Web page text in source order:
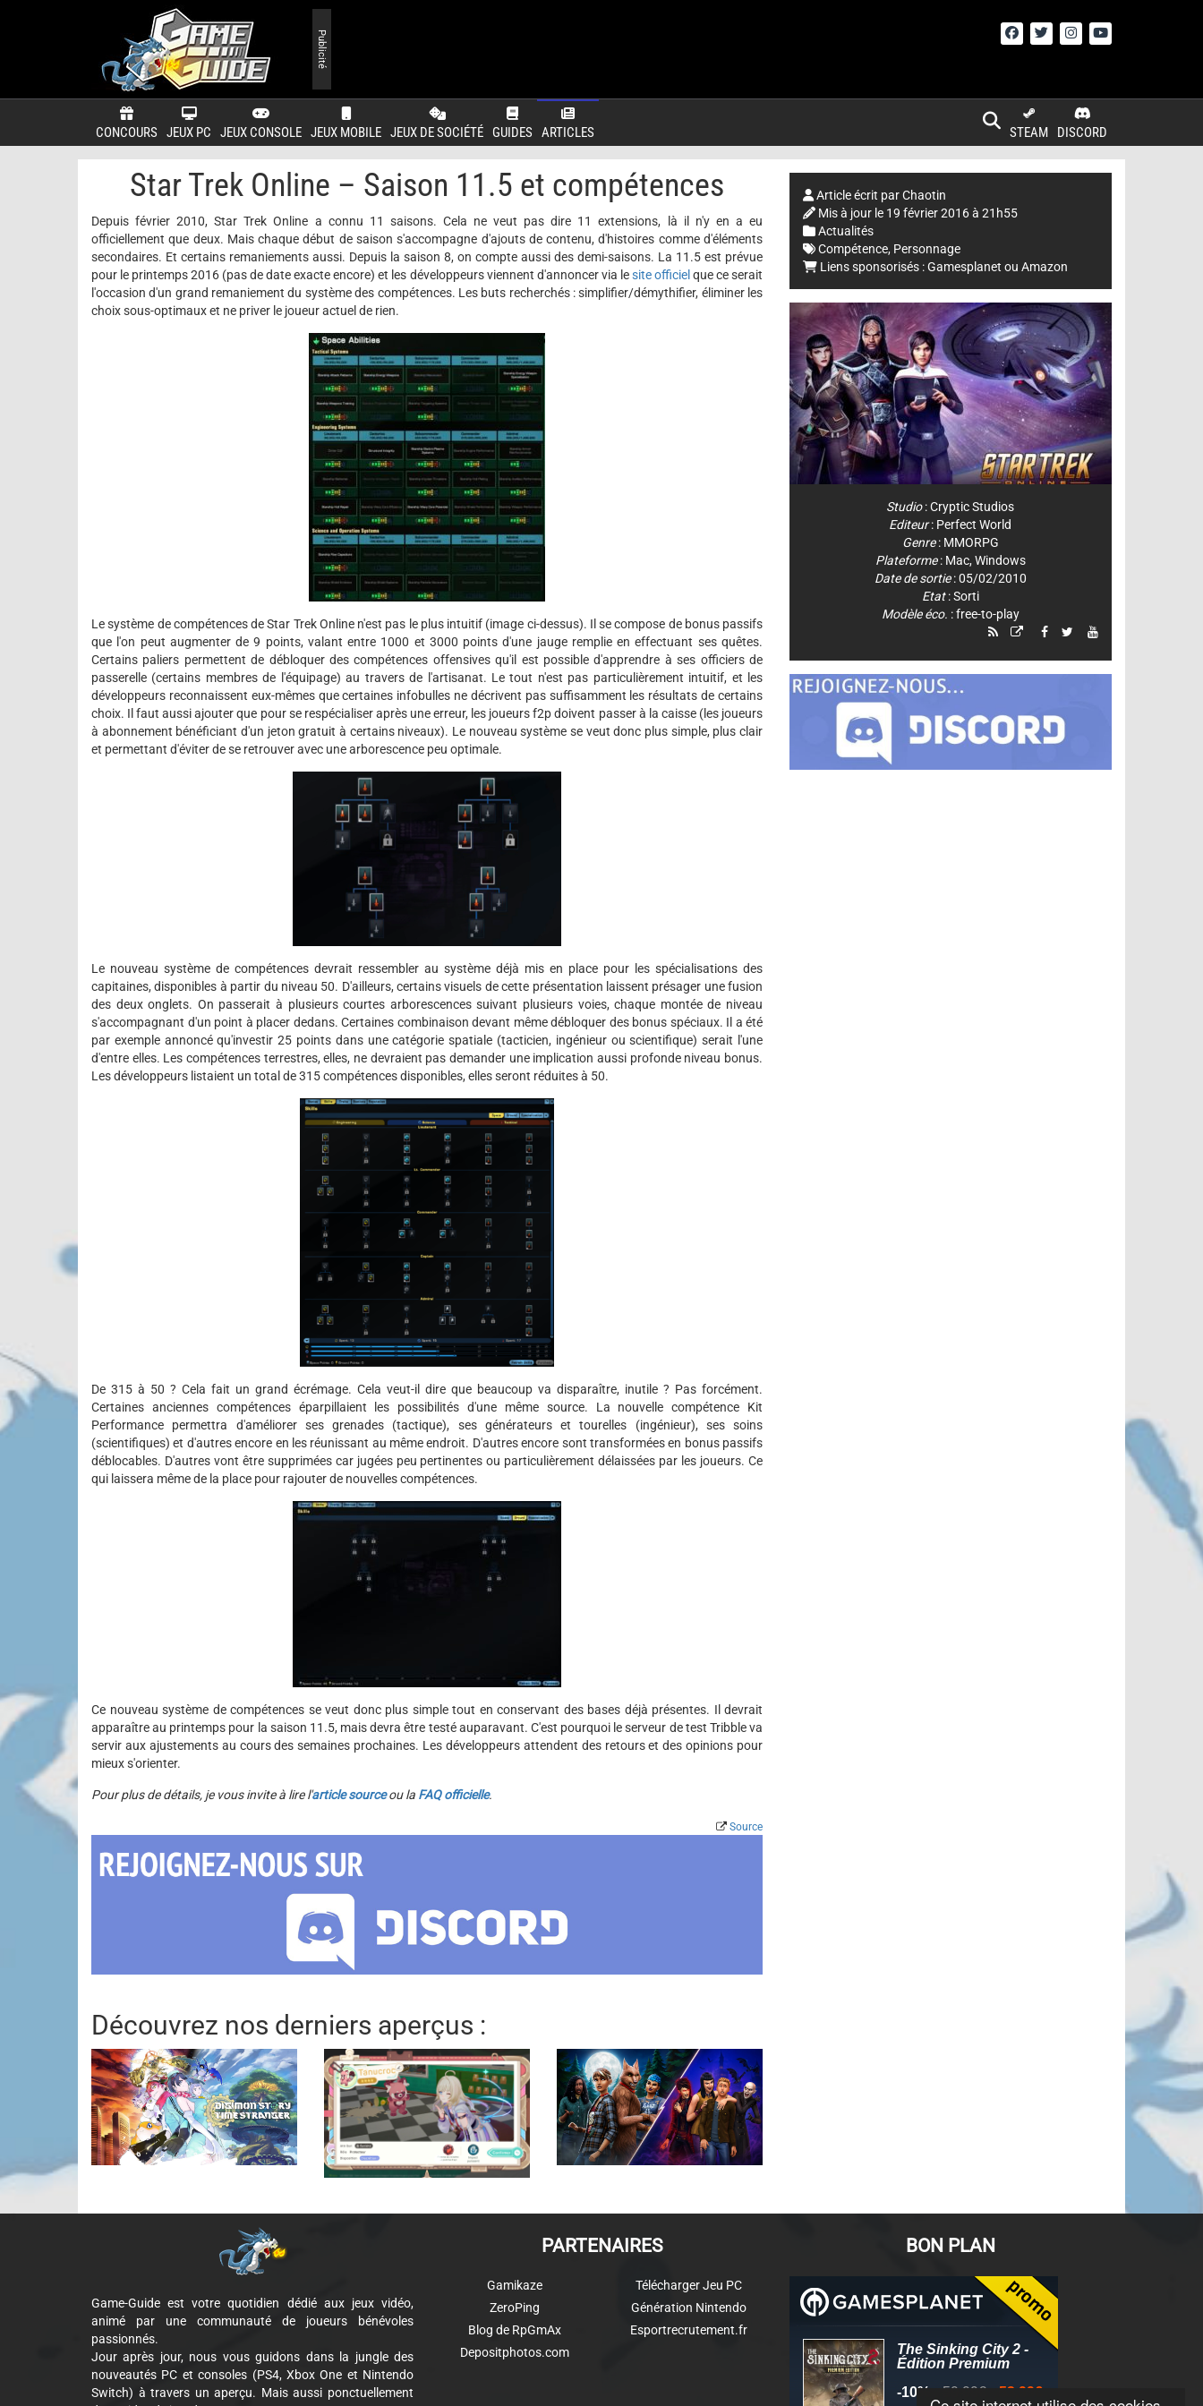
CONCOURS JEUX PC JEUX CONSOLE JEUX MOBILE JEUX DE SOCIÉTÉ GUIDES ARTICLES DISCORD
STEAM
Publicité
Star Trek Online – Saison 11.5 et compétences
Depuis février 2010, Star Trek Online a connu 11 saisons. Cela ne veut pas dire 11 extensions, là il n'y en a eu
officiellement que deux. Mais chaque début de saison s'accompagne d'ajouts de contenu, d'histoires comme d'éléments
secondaires. Et certains remaniements aussi. Depuis la saison 8, on compte aussi des demi-saisons. La 11.5 est prévue
pour le printemps 2016 (pas de date exacte encore) et les développeurs viennent d'annoncer via lesite officiel que ce serait
l'occasion d'un grand remaniement du système des compétences. Les buts recherchés : simplifier/démythifier, éliminer les
choix sous-optimaux et ne priver le joueur actuel de rien.
Le système de compétences de Star Trek Online n'est pas le plus intuitif (image ci-dessus). Il se compose de bonus passifs
que l'on peut augmenter de 9 points, valant entre 1000 et 3000 points d'une jauge remplie en effectuant ses quêtes.
Certains paliers permettent de débloquer des compétences offensives qu'il est possible d'apprendre à ses officiers de
passerelle (certains membres de l'équipage) au travers de l'artisanat. Le tout n'est pas particulièrement intuitif, et les
développeurs reconnaissent eux-mêmes que certaines infobulles ne décrivent pas suffisamment les résultats de certains
choix. Il faut aussi ajouter que pour se respécialiser après une erreur, les joueurs f2p doivent passer à la caisse (les joueurs
à abonnement bénéficiant d'un jeton gratuit à certains niveaux). Le nouveau système se veut donc plus simple, plus clair
et permettant d'éviter de se retrouver avec une arborescence peu optimale.
Le nouveau système de compétences devrait ressembler au système déjà mis en place pour les spécialisations des
capitaines, disponibles à partir du niveau 50. D'ailleurs, certains visuels de cette présentation laissent présager une fusion
des deux onglets. On passerait à plusieurs courtes arborescences suivant plusieurs voies, chaque montée de niveau
s'accompagnant d'un point à placer dedans. Certaines combinaison devant même débloquer des bonus spéciaux. Il a été
par exemple annoncé qu'investir 25 points dans une catégorie spatiale (tacticien, ingénieur ou scientifique) serait l'une
d'entre elles. Les compétences terrestres, elles, ne devraient pas demander une implication aussi profonde niveau bonus.
Les développeurs listaient un total de 315 compétences disponibles, elles seront réduites à 50.
De 315 à 50 ? Cela fait un grand écrémage. Cela veut-il dire que beaucoup va disparaître, inutile ? Pas forcément.
Certaines anciennes compétences éparpillaient les possibilités d'une même source. La nouvelle compétence Kit
Performance permettra d'améliorer ses grenades (tactique), ses générateurs et tourelles (ingénieur), ses soins
(scientifiques) et d'autres encore en les réunissant au même endroit. D'autres encore sont transformées en bonus passifs
déblocables. D'autres vont être supprimées car jugées peu pertinentes ou particulièrement délaissées par les joueurs. Ce
qui laissera même de la place pour rajouter de nouvelles compétences.
Ce nouveau système de compétences se veut donc plus simple tout en conservant des bases déjà présentes. Il devrait
apparaître au printemps pour la saison 11.5, mais devra être testé auparavant. C'est pourquoi le serveur de test Tribble va
servir aux ajustements au cours des semaines prochaines. Les développeurs attendent des retours et des opinions pour
mieux s'orienter.
Pour plus de détails, je vous invite à lire l'article sourceou la FAQ officielle.
Source
Découvrez nos derniers aperçus :
Article écrit parChaotin
Mis à jour le 19 février 2016 à 21h55
Actualités
Compétence, Personnage
Liens sponsorisés :Gamesplanet ou Amazon
Studio:Cryptic Studios
Editeur: Perfect World
Genre: MMORPG
Plateforme: Mac, Windows
Date de sortie: 05/02/2010
Etat: Sorti
Modèle éco. : free-to-play
Game-Guide est votre quotidien dédié aux jeux vidéo,
animé par une communauté de joueurs bénévoles
passionnés.
Jour après jour, nous vous guidons dans la jungle des
nouveautés PC et consoles (PS4, Xbox One et Nintendo
Switch) à travers un aperçu. Mais aussi ponctuellement
PARTENAIRES
Gamikaze
ZeroPing
Blog de RpGmAx
Depositphotos.com
Télécharger Jeu PC
Génération Nintendo
Esportrecrutement.fr
BON PLAN